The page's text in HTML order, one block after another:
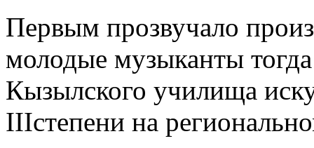
Первым прозвучало
молодые музыканты
Кызылского училища
IIIстепени на